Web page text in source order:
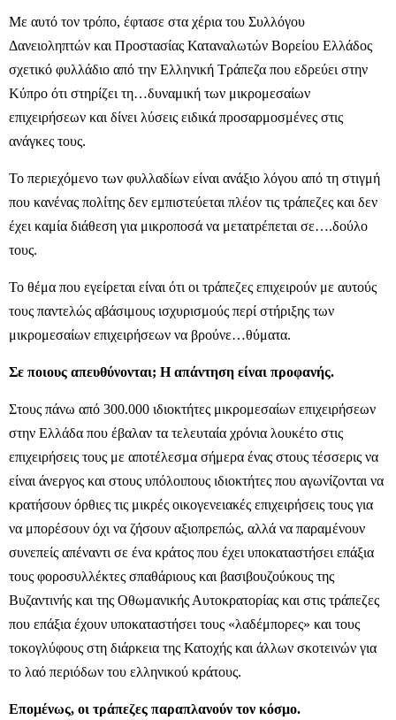
Με αυτό τον τρόπο, έφτασε στα χέρια του Συλλόγου
Δανειοληπτών και Προστασίας Καταναλωτών Βορείου Ελλάδος
σχετικό φυλλάδιο από την Ελληνική Τράπεζα που εδρεύει στην
Κύπρο ότι στηρίζει τη…δυναμική των μικρομεσαίων
επιχειρήσεων και δίνει λύσεις ειδικά προσαρμοσμένες στις
ανάγκες τους.
Το περιεχόμενο των φυλλαδίων είναι ανάξιο λόγου από τη στιγμή
που κανένας πολίτης δεν εμπιστεύεται πλέον τις τράπεζες και δεν
έχει καμία διάθεση για μικροποσά να μετατρέπεται σε….δούλο
τους.
Το θέμα που εγείρεται είναι ότι οι τράπεζες επιχειρούν με αυτούς
τους παντελώς αβάσιμους ισχυρισμούς περί στήριξης των
μικρομεσαίων επιχειρήσεων να βρούνε…θύματα.
Σε ποιους απευθύνονται; Η απάντηση είναι προφανής.
Στους πάνω από 300.000 ιδιοκτήτες μικρομεσαίων επιχειρήσεων
στην Ελλάδα που έβαλαν τα τελευταία χρόνια λουκέτο στις
επιχειρήσεις τους με αποτέλεσμα σήμερα ένας στους τέσσερις να
είναι άνεργος και στους υπόλοιπους ιδιοκτήτες που αγωνίζονται να
κρατήσουν όρθιες τις μικρές οικογενειακές επιχειρήσεις τους για
να μπορέσουν όχι να ζήσουν αξιοπρεπώς, αλλά να παραμένουν
συνεπείς απέναντι σε ένα κράτος που έχει υποκαταστήσει επάξια
τους φοροσυλλέκτες σπαθάριους και βασιβουζούκους της
Βυζαντινής και της Οθωμανικής Αυτοκρατορίας και στις τράπεζες
που επάξια έχουν υποκαταστήσει τους «λαδέμπορες» και τους
τοκογλύφους στη διάρκεια της Κατοχής και άλλων σκοτεινών για
το λαό περιόδων του ελληνικού κράτους.
Επομένως, οι τράπεζες παραπλανούν τον κόσμο.